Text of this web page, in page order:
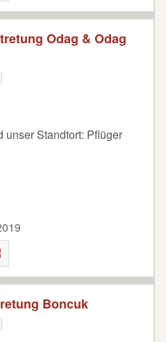
Odag & Odag
unser Standtort: Pflüger
Boncuk